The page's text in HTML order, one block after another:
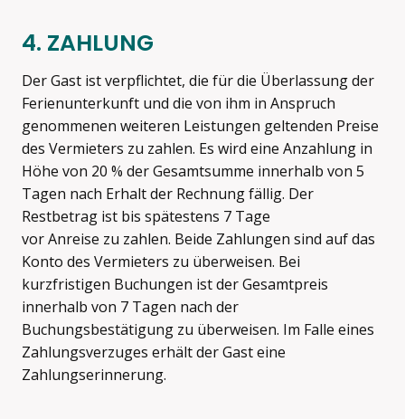
4. ZAHLUNG
Der Gast ist verpflichtet, die für die Überlassung der
Ferienunterkunft und die von ihm in Anspruch
genommenen weiteren Leistungen geltenden Preise
des Vermieters zu zahlen. Es wird eine Anzahlung in
Höhe von 20 % der Gesamtsumme innerhalb von 5
Tagen nach Erhalt der Rechnung fällig. Der
Restbetrag ist bis spätestens 7 Tage
vor Anreise zu zahlen. Beide Zahlungen sind auf das
Konto des Vermieters zu überweisen. Bei
kurzfristigen Buchungen ist der Gesamtpreis
innerhalb von 7 Tagen nach der
Buchungsbestätigung zu überweisen. Im Falle eines
Zahlungsverzuges erhält der Gast eine
Zahlungserinnerung.